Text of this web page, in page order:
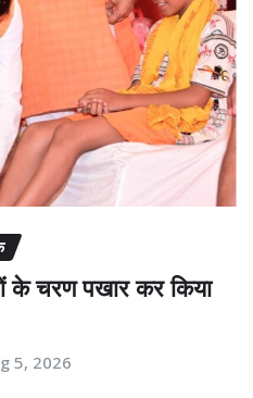
के चरण पखार कर किया
5, 2026